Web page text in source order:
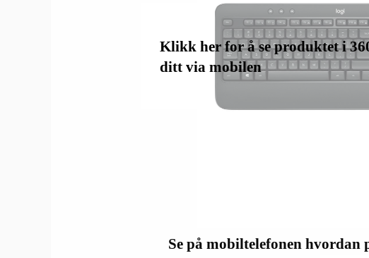
Klikk her for å se produktet i
ditt via mobilen
Se på mobiltelefonen hvordan